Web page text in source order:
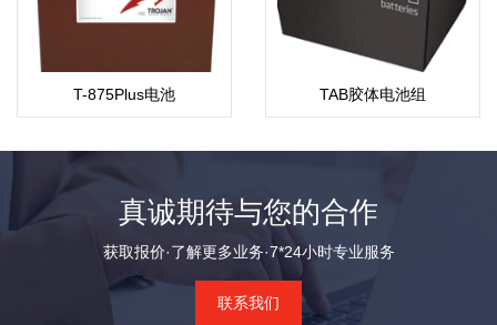
T-875Plus电池 TAB胶体电池组
真诚期待与您的合作
获取报价·了解更多业务·7*24小时专业服务
联系我们